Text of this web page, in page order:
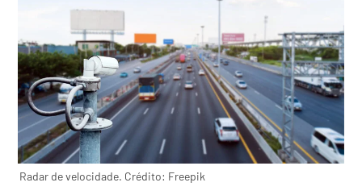
Radar de velocidade. Crédito: Freepik